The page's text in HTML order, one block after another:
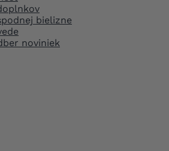
bielizne
noviniek